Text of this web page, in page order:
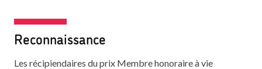
Reconnaissance
Les récipiendaires du prix Membre honoraire à vie